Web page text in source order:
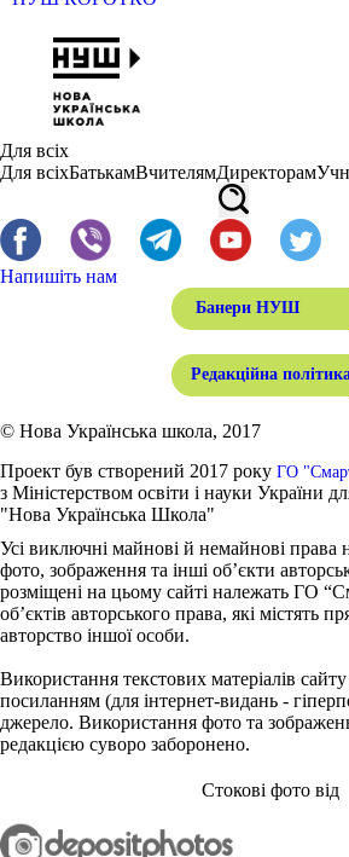
Для всіх
Для всіхБатькамВчителямДиректорам
Напишіть нам
Банери НУШ
Редакційна
© Нова Українська школа, 2017
Проект був створений 2017 року ГО
з Міністерством освіти і науки України
"Нова Українська Школа"
Усі виключні майнові й немайнові права
фото, зображення та інші об’єкти
розміщені на цьому сайті належать ГО
об’єктів авторського права, які містять
авторство іншої особи.
Використання текстових матеріалів
посиланням (для інтернет-видань -
джерело. Використання фото та
редакцією суворо заборонено.
Стокові фото від